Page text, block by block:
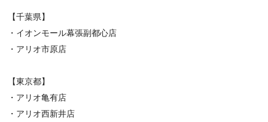
【千葉県】
・イオンモール幕張副都心店
・アリオ市原店
【東京都】
・アリオ亀有店
・アリオ西新井店